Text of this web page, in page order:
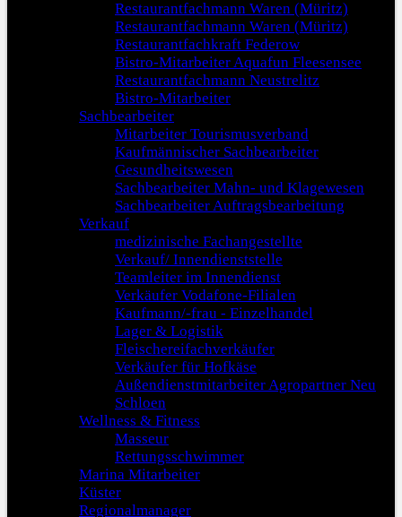
Restaurantfachmann Waren (Müritz)
Restaurantfachmann Waren (Müritz)
Restaurantfachkraft Federow
Bistro-Mitarbeiter Aquafun Fleesensee
Restaurantfachmann Neustrelitz
Bistro-Mitarbeiter
Sachbearbeiter
Mitarbeiter Tourismusverband
Kaufmännischer Sachbearbeiter
Gesundheitswesen
Sachbearbeiter Mahn- und Klagewesen
Sachbearbeiter Auftragsbearbeitung
Verkauf
medizinische Fachangestellte
Verkauf/ Innendienststelle
Teamleiter im Innendienst
Verkäufer Vodafone-Filialen
Kaufmann/-frau - Einzelhandel
Lager & Logistik
Fleischereifachverkäufer
Verkäufer für Hofkäse
Außendienstmitarbeiter Agropartner Neu
Schloen
Wellness & Fitness
Masseur
Rettungsschwimmer
Marina Mitarbeiter
Küster
Regionalmanager